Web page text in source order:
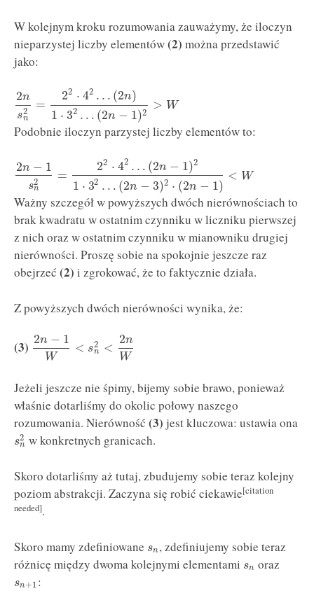
W kolejnym kroku rozumowania zauważymy, że iloczyn
nieparzystej liczby elementów(2) można przedstawić
jako:
2n
s2
n
=
22 ⋅ 42 … (2n)
1 ⋅ 32 … (2n − 1)2
> W
Podobnie iloczyn parzystej liczby elementów to:
2n − 1
s2
n
=
22 ⋅ 42 … (2n − 1)2
1 ⋅ 32 … (2n − 3)2 ⋅ (2n − 1)
< W
Ważny szczegół w powyższych dwóch nierównościach to
brak kwadratu w ostatnim czynniku w liczniku pierwszej
z nich oraz w ostatnim czynniku w mianowniku drugiej
nierówności. Proszę sobie na spokojnie jeszcze raz
obejrzeć (2) i zgrokować, że to faktycznie działa.
Z powyższych dwóch nierówności wynika, że:
(3) 2n − 1
W
< s2
n <
2n
W
Jeżeli jeszcze nie śpimy, bijemy sobie brawo, ponieważ
właśnie dotarliśmy do okolic połowy naszego
rozumowania. Nierówność (3) jest kluczowa: ustawia ona
s2
n w konkretnych granicach.
Skoro dotarliśmy aż tutaj, zbudujemy sobie teraz kolejny
poziom abstrakcji. Zaczyna się robić ciekawie[citation
needed].
Skoro mamy zdefiniowane sn , zdefiniujemy sobie teraz
różnicę między dwoma kolejnymi elementami sn oraz
sn+1 :